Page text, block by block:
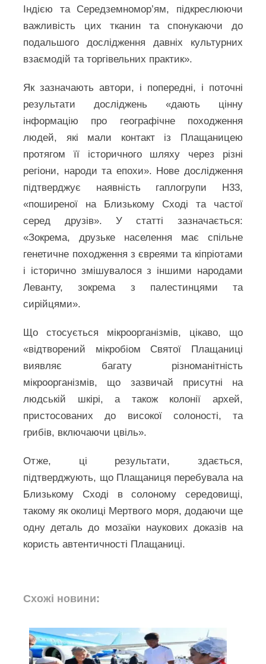
Індією та Середземномор’ям, підкреслюючи
важливість цих тканин та спонукаючи до
подальшого дослідження давніх культурних
взаємодій та торгівельних практик».
Як зазначають автори, і попередні, і поточні
результати досліджень «дають цінну
інформацію про географічне походження
людей, які мали контакт із Плащаницею
протягом її історичного шляху через різні
регіони, народи та епохи». Нове дослідження
підтверджує наявність гаплогрупи H33,
«поширеної на Близькому Сході та частої
серед друзів». У статті зазначається:
«Зокрема, друзьке населення має спільне
генетичне походження з євреями та кіпріотами
і історично змішувалося з іншими народами
Леванту, зокрема з палестинцями та
сирійцями».
Що стосується мікроорганізмів, цікаво, що
«відтворений мікробіом Святої Плащаниці
виявляє багату різноманітність
мікроорганізмів, що зазвичай присутні на
людській шкірі, а також колонії архей,
пристосованих до високої солоності, та
грибів, включаючи цвіль».
Отже, ці результати, здається,
підтверджують, що Плащаниця перебувала на
Близькому Сході в солоному середовищі,
такому як околиці Мертвого моря, додаючи ще
одну деталь до мозаїки наукових доказів на
користь автентичності Плащаниці.
Схожі новини: